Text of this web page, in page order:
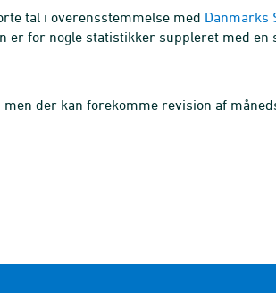
tal i overensstemmelse med Danmarks
for nogle statistikker suppleret med en
der kan forekomme revision af